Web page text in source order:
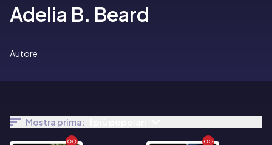
Adelia B. Beard
Autore
Mostra prima: